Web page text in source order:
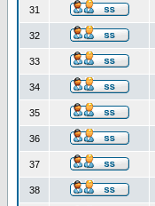
31
32
33
34
35
36
37
38